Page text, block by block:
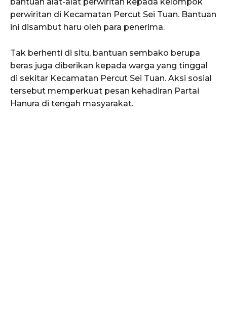
perwiritan di Kecamatan Percut Sei Tuan. Bantuan
ini disambut haru oleh para penerima.
Tak berhenti di situ, bantuan sembako berupa
beras juga diberikan kepada warga yang tinggal
di sekitar Kecamatan Percut Sei Tuan. Aksi sosial
tersebut memperkuat pesan kehadiran Partai
Hanura di tengah masyarakat.